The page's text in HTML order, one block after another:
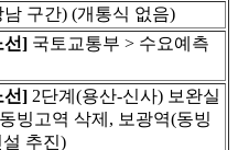
구간) (개통식 없음)
선] 국토교통부 > 수요예측
선] 2단계(용산-신사) 보완실
빙고역 삭제, 보광역(동빙
추진)